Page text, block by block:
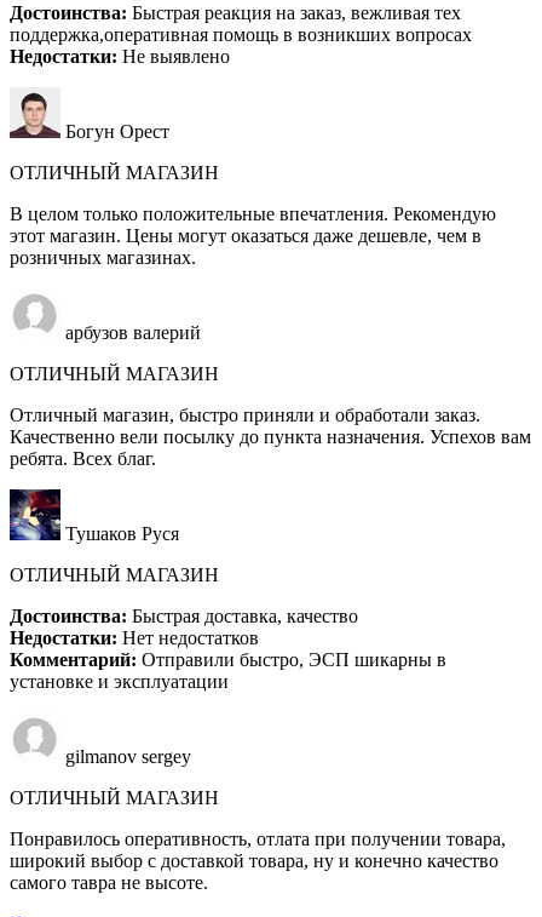
Достоинства: Быстрая реакция на заказ, вежливая тех
поддержка,оперативная помощь в возникших вопросах
Недостатки: Не выявлено
Богун Орест
ОТЛИЧНЫЙ МАГАЗИН
В целом только положительные впечатления. Рекомендую
этот магазин. Цены могут оказаться даже дешевле, чем в
розничных магазинах.
арбузов валерий
ОТЛИЧНЫЙ МАГАЗИН
Отличный магазин, быстро приняли и обработали заказ.
Качественно вели посылку до пункта назначения. Успехов вам
ребята. Всех благ.
Тушаков Руся
ОТЛИЧНЫЙ МАГАЗИН
Достоинства: Быстрая доставка, качество
Недостатки: Нет недостатков
Комментарий: Отправили быстро, ЭСП шикарны в
установке и эксплуатации
gilmanov sergey
ОТЛИЧНЫЙ МАГАЗИН
Понравилось оперативность, отлата при получении товара,
широкий выбор с доставкой товара, ну и конечно качество
самого тавра не высоте.